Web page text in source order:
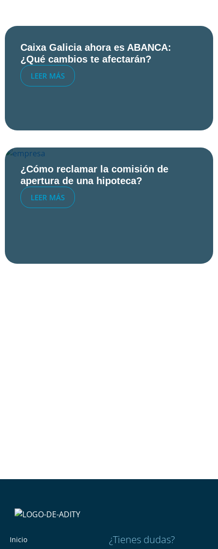
Caixa Galicia ahora es ABANCA:
¿Qué cambios te afectarán?
LEER MÁS
¿Cómo reclamar la comisión de
apertura de una hipoteca?
LEER MÁS
Inicio
¿Tienes dudas?